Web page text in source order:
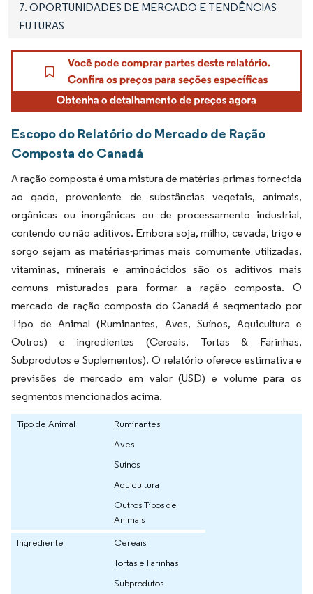
7. OPORTUNIDADES DE MERCADO E TENDÊNCIAS
FUTURAS
Escopo do Relatório do Mercado de Ração
Composta do Canadá
A ração composta é uma mistura de matérias-primas fornecida
ao gado, proveniente de substâncias vegetais, animais,
orgânicas ou inorgânicas ou de processamento industrial,
contendo ou não aditivos. Embora soja, milho, cevada, trigo e
sorgo sejam as matérias-primas mais comumente utilizadas,
vitaminas, minerais e aminoácidos são os aditivos mais
comuns misturados para formar a ração composta. O
mercado de ração composta do Canadá é segmentado por
Tipo de Animal (Ruminantes, Aves, Suínos, Aquicultura e
Outros) e ingredientes (Cereais, Tortas & Farinhas,
Subprodutos e Suplementos). O relatório oferece estimativa e
previsões de mercado em valor (USD) e volume para os
segmentos mencionados acima.
Tipo de Animal
Ruminantes
Aves
Suínos
Aquicultura
Outros Tipos de
Animais
Ingrediente
Cereais
Tortas e Farinhas
Subprodutos